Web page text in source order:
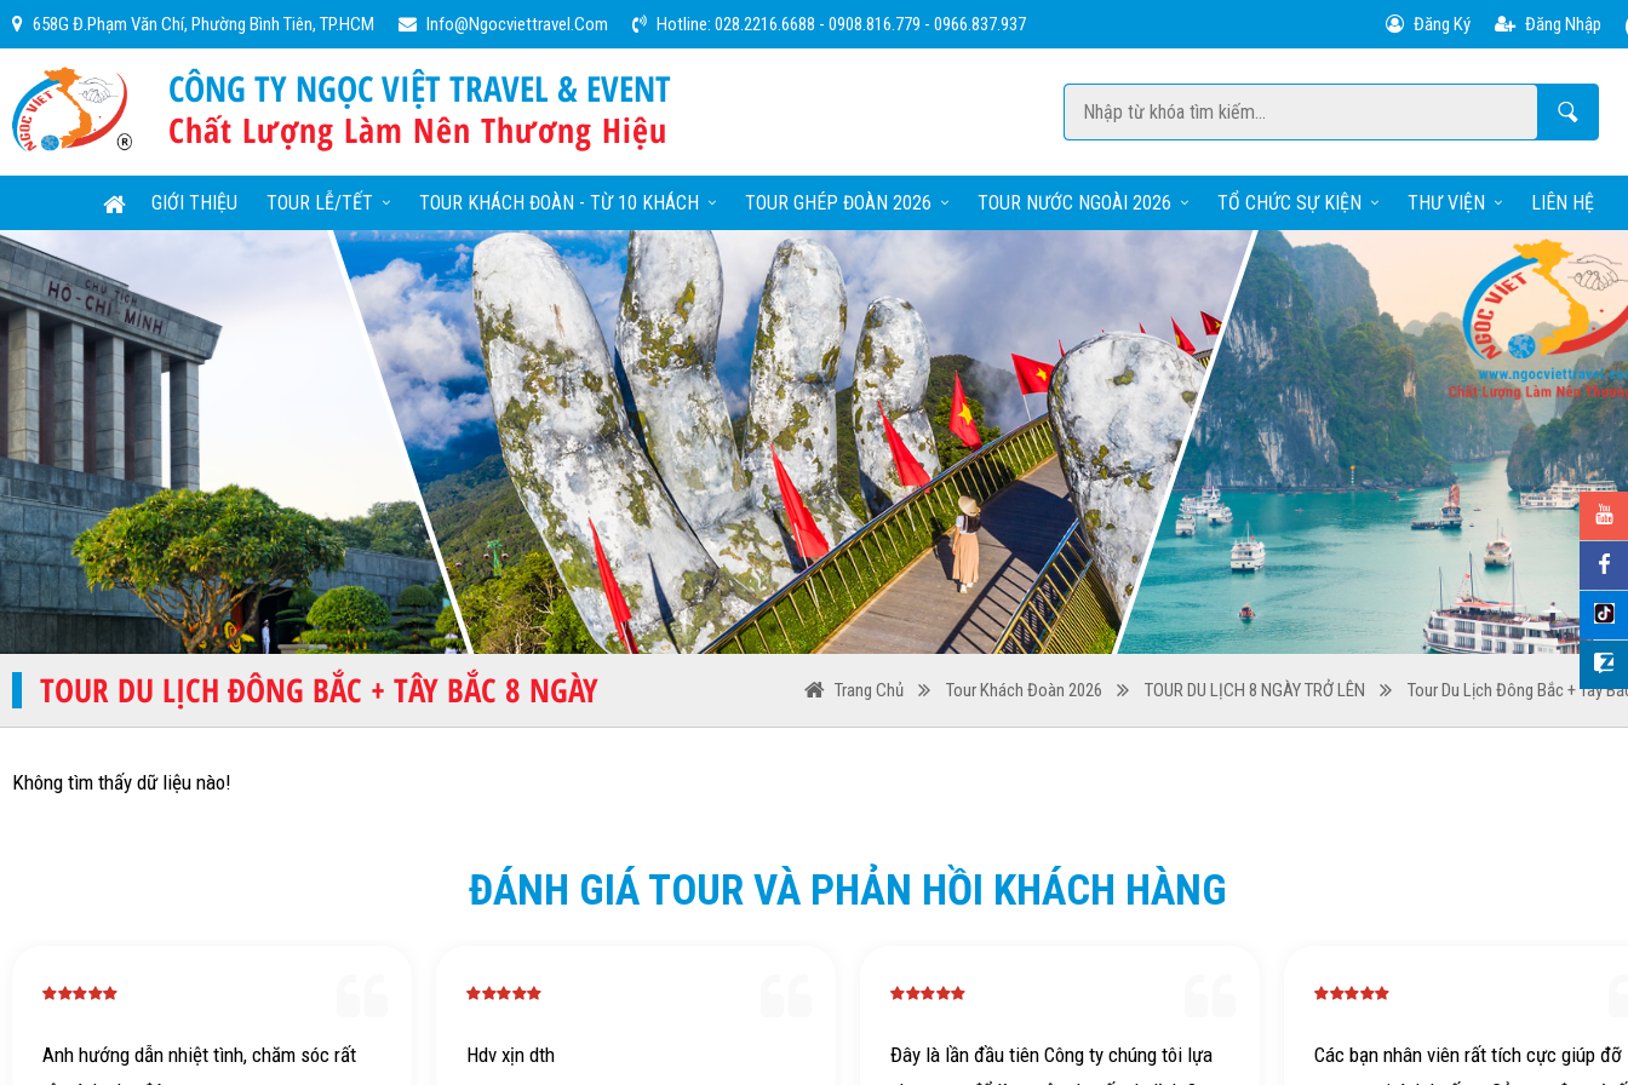
658G Đ.Phạm Văn Chí, Phường Bình Tiên, TP.HCM Info@ngocviettravel.com Hotline: 028.2216.6688 - 0908.816.779 - 0966.837.937 Đăng Ký Đăng Nhập
CÔNG TY NGỌC VIỆT TRAVEL & EVENT
Chất Lượng Làm Nên Thương Hiệu
GIỚI THIỆU TOUR LỄ/TẾT TOUR KHÁCH ĐOÀN - TỪ 10 KHÁCH TOUR GHÉP ĐOÀN 2026 TOUR NƯỚC NGOÀI 2026 TỔ CHỨC SỰ KIỆN THƯ VIỆN LIÊN HỆ
TOUR DU LỊCH ĐÔNG BẮC + TÂY BẮC 8 NGÀY Trang Chủ Tour Khách Đoàn 2026 TOUR DU LỊCH 8 NGÀY TRỞ LÊN Tour Du Lịch Đông Bắc + Tây
Không tìm thấy dữ liệu nào!
ĐÁNH GIÁ TOUR VÀ PHẢN HỒI KHÁCH HÀNG
sóc rất Hdv xịn dth
Đây là lần đầu tiên Công ty chúng tôi lựa
Các bạn nhân viên rất tích cực giúp đỡ
Chuyến đi rất hài